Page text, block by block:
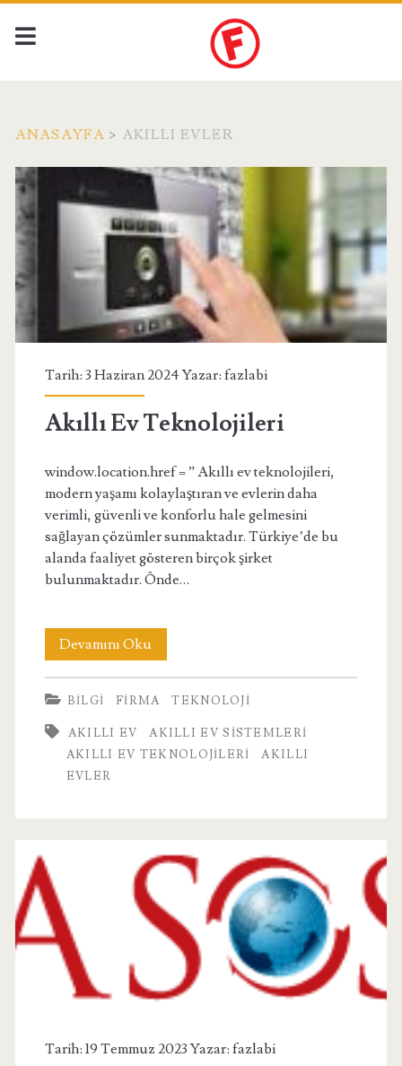
ANASAYFA > AKILLI EVLER
Etiket:
<span>akıllı
evler</span>
Tarih: 3 Haziran 2024 Yazar: fazlabi
Akıllı Ev Teknolojileri
window.location.href = ” Akıllı ev teknolojileri,
modern yaşamı kolaylaştıran ve evlerin daha
verimli, güvenli ve konforlu hale gelmesini
sağlayan çözümler sunmaktadır. Türkiye’de bu
alanda faaliyet gösteren birçok şirket
bulunmaktadır. Önde…
Devamını OkuAkıllı
Ev
Teknolojileri
BILGI FIRMA TEKNOLOJI
AKILLI EV
AKILLI EV SISTEMLERI
AKILLI EV TEKNOLOJILERI
AKILLI
EVLER
Tarih: 19 Temmuz 2023 Yazar: fazlabi